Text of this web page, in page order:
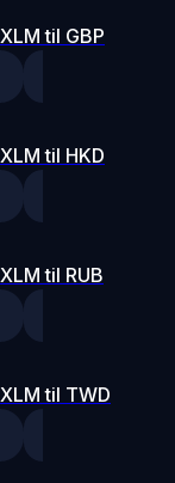
XLM til GBP
XLM til HKD
XLM til RUB
XLM til TWD